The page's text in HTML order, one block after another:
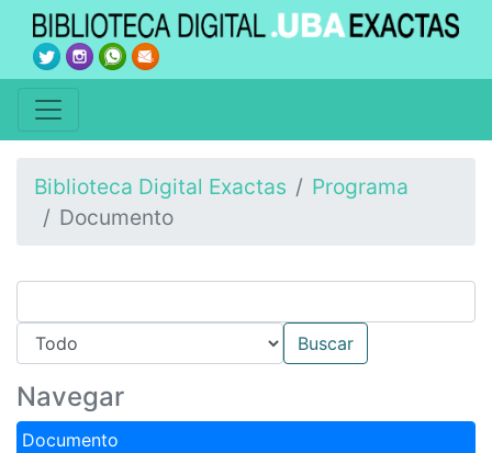
Biblioteca Digital Exactas
Programa
Documento
Navegar
Documento